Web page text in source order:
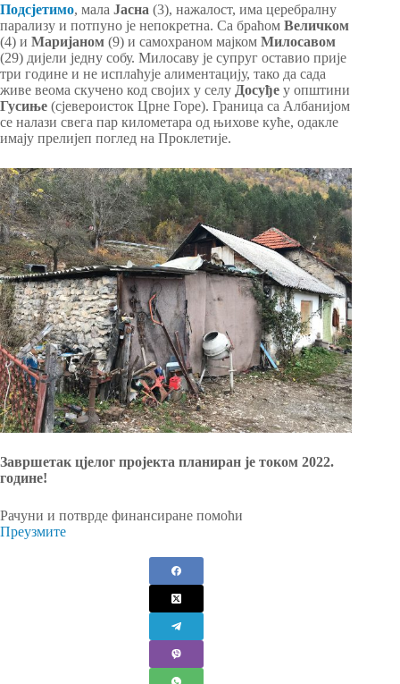
Подсjетимо, мала Јасна (3), нажалост, има церебралну
парализу и потпуно је непокретна. Са браћом Величком
(4) и Маријаном (9) и самохраном мајком Милосавом
(29) дијели једну собу. Милосаву је супруг оставио прије
три године и не исплаћује алиментацију, тако да сада
живе веома скучено код својих у селу Досуђе у општини
Гусиње (сјевероисток Црне Горе). Граница са Албанијом
се налази свега пар километара од њихове куће, одакле
имају прелијеп поглед на Проклетије.
Завршетак цјелог пројекта планиран је током 2022.
године!
Рачуни и потврде финансиране помоћи
Преузмите